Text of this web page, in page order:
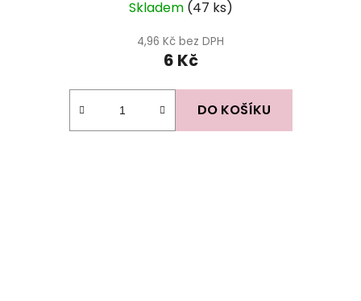
Skladem (47 ks)
4,96 Kč bez DPH
6 Kč
DO KOŠÍKU